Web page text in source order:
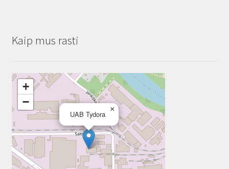
Kaip mus rasti
UAB Tydora
×
+
−